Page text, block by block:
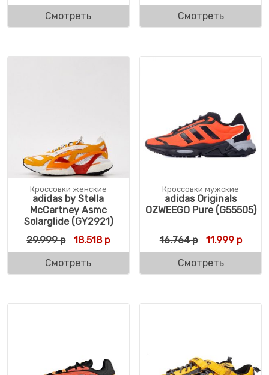
Смотреть Смотреть
Кроссовки женские
adidas by Stella
McCartney Asmc
Solarglide (GY2921)
29.999р Первоначальная цена составляла 29.999
18.518рТекущая цена: 18.518 р.
Смотреть
Кроссовки мужские
adidas Originals
OZWEEGO Pure (G55505)
16.764р 11.999р
Смотреть